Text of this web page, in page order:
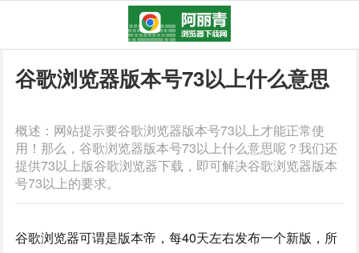
谷歌浏览器版本号73以上什么意思
概述：网站提示要谷歌浏览器版本号73以上才能正常使
用！那么，谷歌浏览器版本号73以上什么意思呢？我们还
提供73以上版谷歌浏览器下载，即可解决谷歌浏览器版本
号73以上的要求。
谷歌浏览器可谓是版本帝，每40天左右发布一个新版，所